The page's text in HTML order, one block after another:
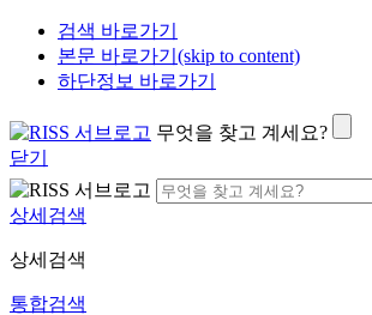
검색 바로가기
본문 바로가기(skip to content)
하단정보 바로가기
무엇을 찾고 계세요?
닫기
상세검색
상세검색
통합검색